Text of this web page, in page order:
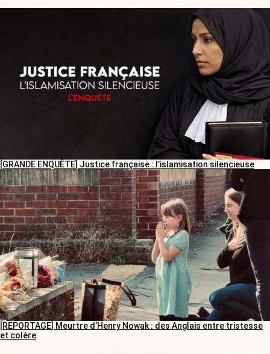
[GRANDE ENQUÊTE] Justice française : l’islamisation silencieuse
[REPORTAGE] Meurtre d’Henry Nowak : des Anglais entre tristesse
et colère